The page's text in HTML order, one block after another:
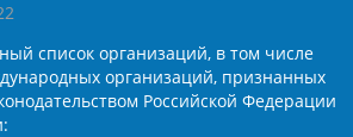
список организаций, в том числе
организаций, признанных
Российской Федерации